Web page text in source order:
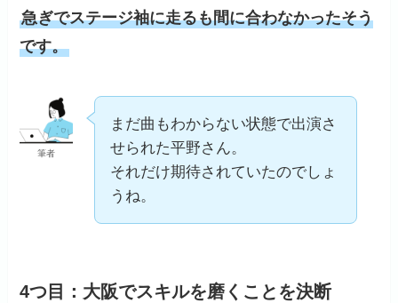
急ぎでステージ袖に走るも間に合わなかったそう
です。
筆者
まだ曲もわからない状態で出演さ
せられた平野さん。
それだけ期待されていたのでしょ
うね。
4つ目：大阪でスキルを磨くことを決断